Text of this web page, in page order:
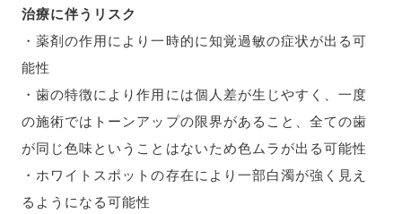
治療に伴うリスク
・薬剤の作用により一時的に知覚過敏の症状が出る可
能性
・歯の特徴により作用には個人差が生じやすく、一度
の施術ではトーンアップの限界があること、全ての歯
が同じ色味ということはないため色ムラが出る可能性
・ホワイトスポットの存在により一部白濁が強く見え
るようになる可能性